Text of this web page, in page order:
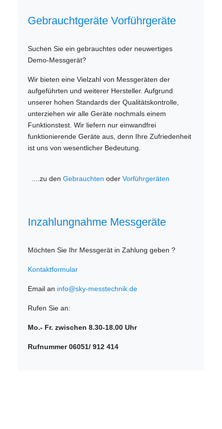
Gebrauchtgeräte Vorführgeräte
Suchen Sie ein gebrauchtes oder neuwertiges
Demo-Messgerät?
Wir bieten eine Vielzahl von Messgeräten der
aufgeführten und weiterer Hersteller. Aufgrund
unserer hohen Standards der Qualitätskontrolle,
unterziehen wir alle Geräte nochmals einem
Funktionstest. Wir liefern nur einwandfrei
funktionierende Geräte aus, denn Ihre Zufriedenheit
ist uns von wesentlicher Bedeutung.
....zu denGebrauchten oderVorführgeräten
Inzahlungnahme Messgeräte
Möchten Sie Ihr Messgerät in Zahlung geben ?
Kontaktformular
Email an info@sky-messtechnik.de
Rufen Sie an:
Mo.- Fr. zwischen 8.30-18.00 Uhr
Rufnummer 06051/ 912 414